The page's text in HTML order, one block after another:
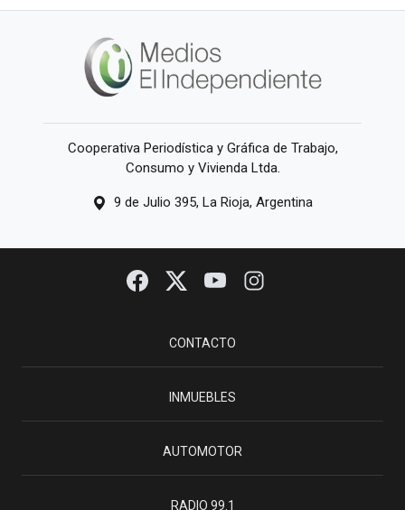
Cooperativa Periodística y Gráfica de Trabajo,
Consumo y Vivienda Ltda.
9 de Julio 395, La Rioja, Argentina
CONTACTO
INMUEBLES
AUTOMOTOR
RADIO 99.1